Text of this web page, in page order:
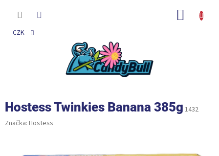
CZK
Hostess Twinkies Banana 385g 1432
Značka: Hostess